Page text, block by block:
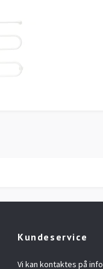
Kundeservice
Vi kan kontaktes på